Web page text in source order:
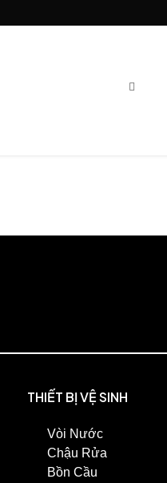
THIẾT BỊ VỆ SINH
Vòi Nước
Chậu Rửa
Bồn Cầu